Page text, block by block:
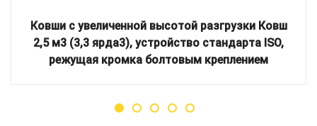
Ковши с увеличенной высотой разгрузки Ковш
2,5 м3 (3,3 ярда3), устройство стандарта ISO,
режущая кромка болтовым креплением